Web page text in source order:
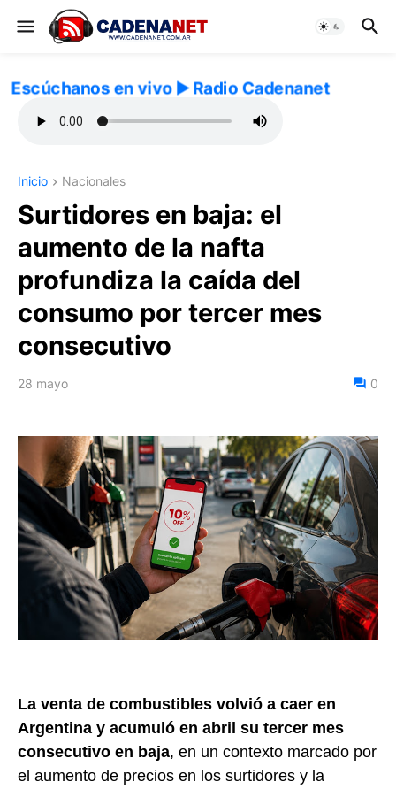
Escúchanos en vivo ▶️ Radio Cadenanet
Inicio Nacionales
Surtidores en baja: el
aumento de la nafta
profundiza la caída del
consumo por tercer mes
consecutivo
28 mayo 0
La venta de combustibles volvió a caer en
Argentina y acumuló en abril su tercer mes
consecutivo en baja, en un contexto marcado por
el aumento de precios en los surtidores y la